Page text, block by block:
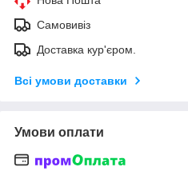
Самовивіз
Доставка кур'єром.
Всі умови доставки
Умови оплати